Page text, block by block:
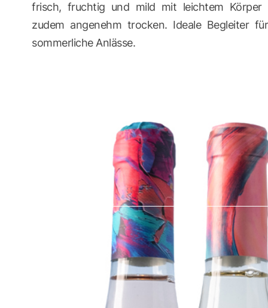
frisch, fruchtig und mild mit leichtem Körper
zudem angenehm trocken. Ideale Begleiter
sommerliche Anlässe.